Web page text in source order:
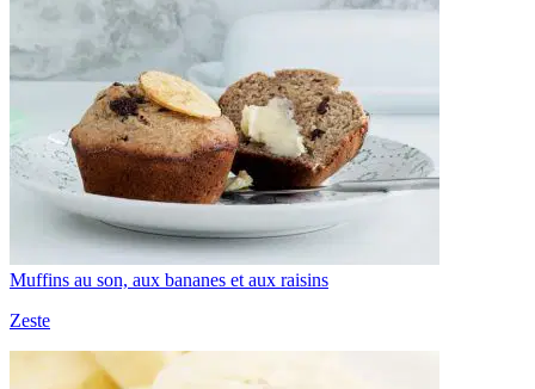
Muffins au son, aux bananes et aux raisins
Zeste